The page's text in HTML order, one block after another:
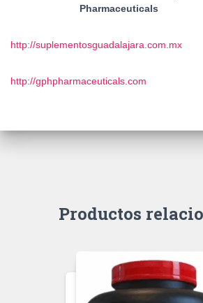
Pharmaceuticals
http://suplementosguadalajara.com.mx
http://gphpharmaceuticals.com
Productos